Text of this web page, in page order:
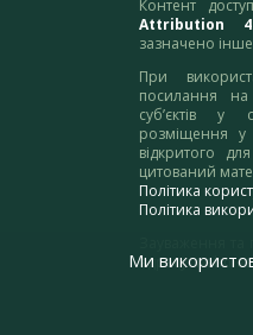
Контент
Attribution
зазначено
При
посилання на
суб’єктів у
розміщення у
відкритого
цитований
Політика
Політика
адресу:
Ми